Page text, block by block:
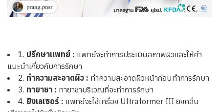
1. ปรึกษาแพทย์ : แพทย์จะทำการประเมินสภาพผิวและให้คำ
แนะนำเกี่ยวกับการรักษา
2. ทำความสะอาดผิว : ทำความสะอาดผิวหน้าก่อนทำการรักษา
3. ทายาชา : ทายาชาบริเวณที่จะทำการรักษา
4. ยิงเลเซอร์ : แพทย์จะใช้เครื่อง Ultraformer III ยิงคลื่น